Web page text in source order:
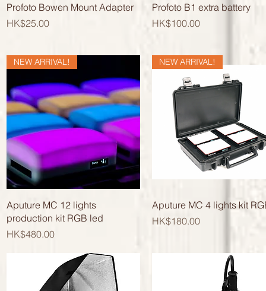
快速瀏覽
Profoto Bowen Mount Adapter
價格
HK$25.00
快速瀏覽
Profoto B1 extra battery
價格
HK$100.00
快速瀏覽
NEW ARRIVAL!
Aputure MC 12 lights
production kit RGB led
價格
HK$480.00
快速瀏覽
NEW ARRIVAL!
Aputure MC 4 lights kit
價格
HK$180.00